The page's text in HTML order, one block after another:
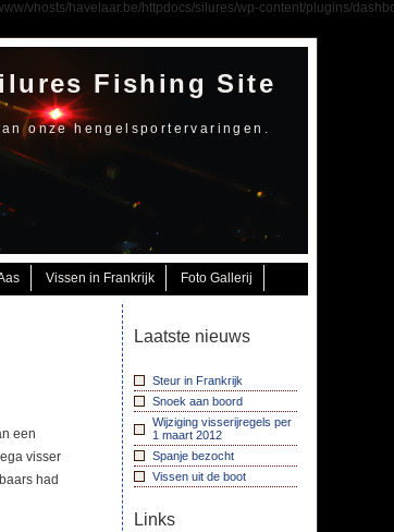
vhosts/havelaar.be/httpdocs/silures/wp-content/plugins/
Fishing Site
onze hengelsportervaringen.
Vissen in Frankrijk Foto Gallerij
een
visser
had
Laatste nieuws
Steur in Frankrijk
Snoek aan boord
Wijziging visserijregels per
1 maart 2012
Spanje bezocht
Vissen uit de boot
Links